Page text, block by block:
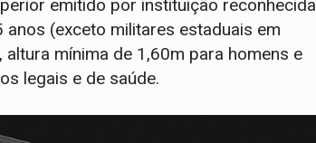
emitido por instituição reconhecida
(exceto militares estaduais em
mínima de 1,60m para homens e
legais e de saúde.